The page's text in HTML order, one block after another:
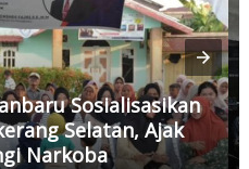
Sosialisasikan
Selatan, Ajak
Narkoba